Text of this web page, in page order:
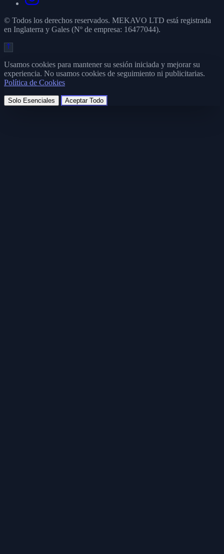
© Todos los derechos reservados. MEKAVO LTD está registrada
en Inglaterra y Gales (Nº de empresa: 16477044).
Usamos cookies para mantener su sesión iniciada y mejorar su
experiencia. No usamos cookies de seguimiento ni publicitarias.
Política de Cookies
Solo Esenciales Aceptar Todo